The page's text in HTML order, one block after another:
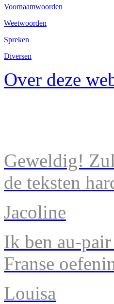
Voornaamwoorden
Weetwoorden
Spreken
Diversen
Over deze
Geweldig!
de teksten
Jacoline
Ik ben au-
Franse
Louisa